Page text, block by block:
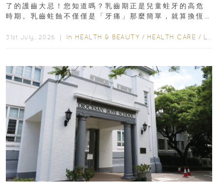
了的護齒大忌！您知道嗎？乳齒期正是兒童蛀牙的高危
時期。乳齒蛀蝕不僅僅是「牙痛」那麼簡單，就算換恆
31st July, 2026 ｜ In HEALTH & BEAUTY / HEALTH CARE / LIFESTYLE